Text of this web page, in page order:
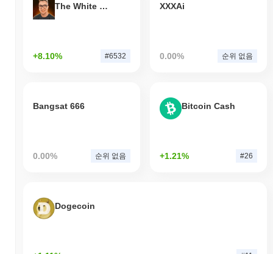
The White Bull
+8.10% #6532
XXXAi
0.00% 순위 없음
Bangsat 666
0.00% 순위 없음
Bitcoin Cash
+1.21% #26
Dogecoin